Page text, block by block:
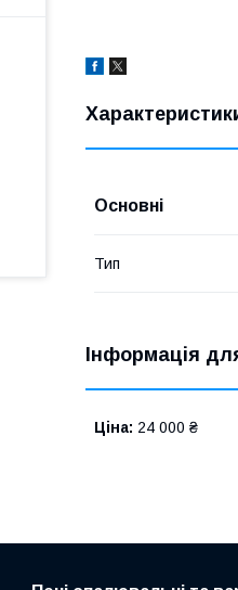
Основні
Тип
Інформація
Ціна: 24 000 ₴